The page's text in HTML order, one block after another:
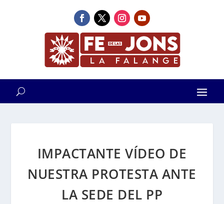
IMPACTANTE VÍDEO DE
NUESTRA PROTESTA ANTE
LA SEDE DEL PP